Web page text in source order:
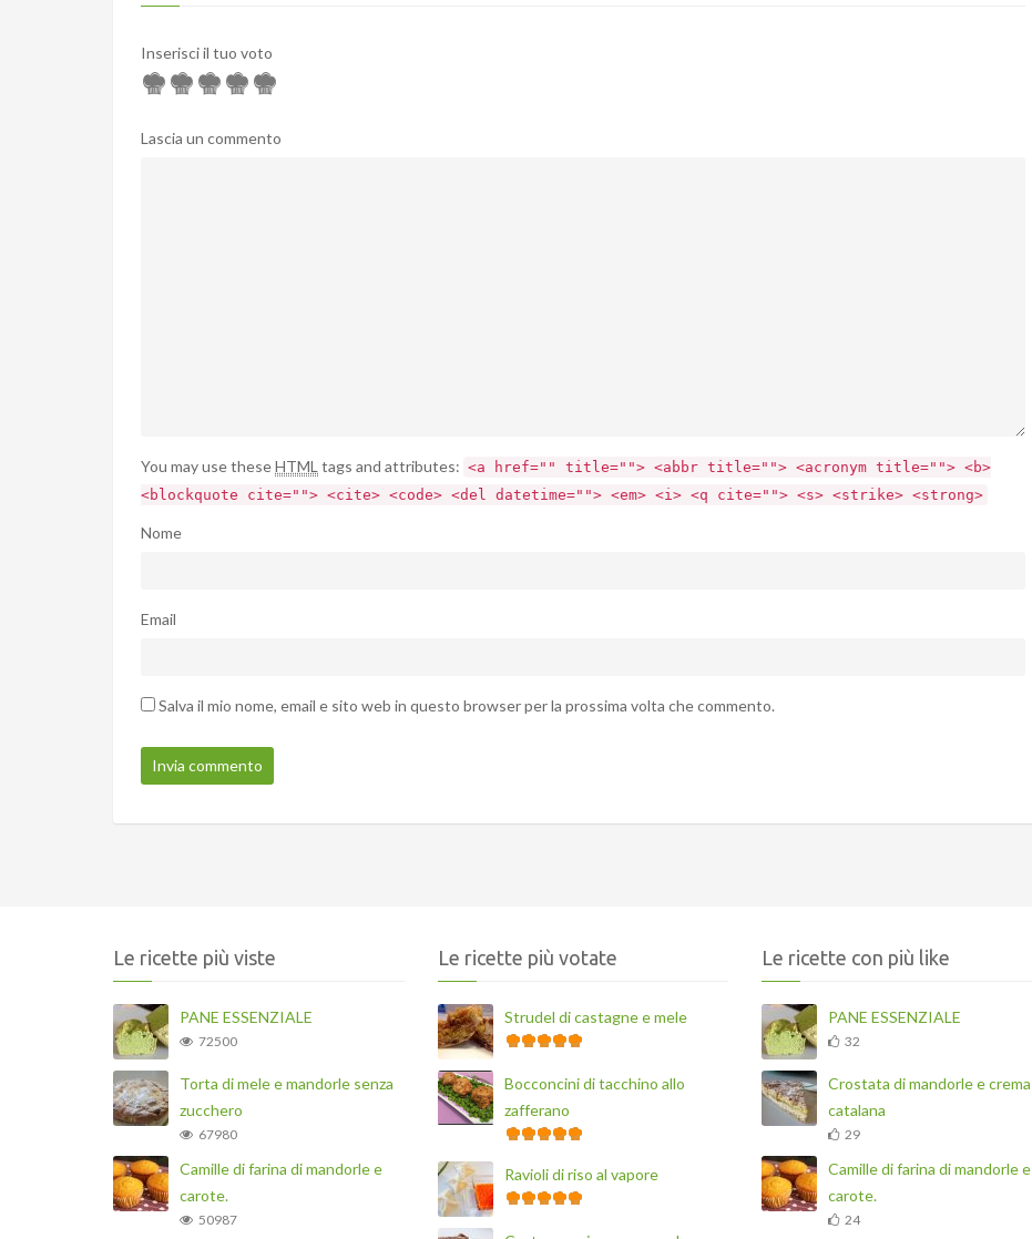
Inserisci il tuo voto
Lascia un commento
You may use theseHTML tags and attributes: <a href="" title=""> <abbr title=""> <acronym title=""> <b>
<blockquote cite=""> <cite> <code> <del datetime=""> <em> <i> <q cite=""> <s> <strike> <strong>
Nome
Email
Salva il mio nome, email e sito web in questo browser per la prossima volta che commento.
Le ricette più viste
PANE ESSENZIALE
72500
Torta di mele e mandorle senza
zucchero
67980
Camille di farina di mandorle e
carote.
50987
Le ricette più votate
Strudel di castagne e mele
Bocconcini di tacchino allo
zafferano
Ravioli di riso al vapore
Le ricette con più like
PANE ESSENZIALE
32
Crostata di mandorle e crema
catalana
29
Camille di farina di mandorle e
carote.
24